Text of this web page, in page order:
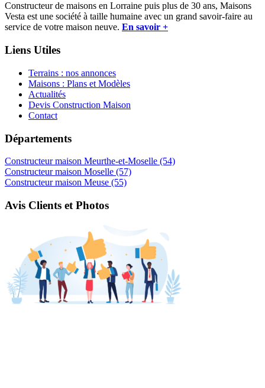
Constructeur de maisons en Lorraine puis plus de 30 ans, Maisons
Vesta est une société à taille humaine avec un grand savoir-faire au
service de votre maison neuve. En savoir +
Liens Utiles
Terrains : nos annonces
Maisons : Plans et Modèles
Actualités
Devis Construction Maison
Contact
Départements
Constructeur maison Meurthe-et-Moselle (54)
Constructeur maison Moselle (57)
Constructeur maison Meuse (55)
Avis Clients et Photos